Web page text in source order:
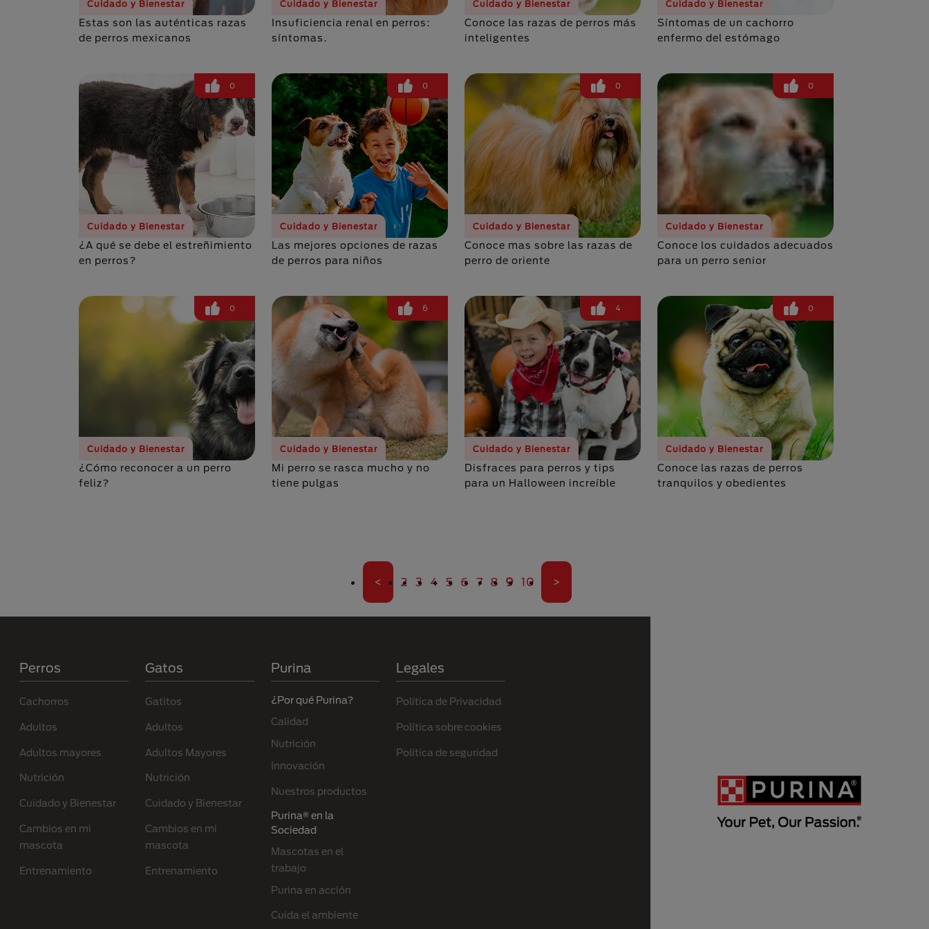
Cuidado y Bienestar
Estas son las auténticas razas
de perros mexicanos
Cuidado y Bienestar
Insuficiencia renal en perros:
síntomas.
Cuidado y Bienestar
Conoce las razas de perros más
inteligentes
Cuidado y Bienestar
Síntomas de un cachorro
enfermo del estómago
0
Cuidado y Bienestar
¿A qué se debe el estreñimiento
en perros?
0
Cuidado y Bienestar
Las mejores opciones de razas
de perros para niños
0
Cuidado y Bienestar
Conoce mas sobre las razas de
perro de oriente
0
Cuidado y Bienestar
Conoce los cuidados adecuados
para un perro senior
0
Cuidado y Bienestar
¿Cómo reconocer a un perro
feliz?
6
Cuidado y Bienestar
Mi perro se rasca mucho y no
tiene pulgas
4
Cuidado y Bienestar
Disfraces para perros y tips
para un Halloween increíble
0
Cuidado y Bienestar
Conoce las razas de perros
tranquilos y obedientes
Primera página
< Página
2 Página
3 Página
4 Página
5 Página
6 Página
7 Página
8 Página actual
9 Página
10 Última página
>
Perros
Cachorros
Adultos
Adultos mayores
Nutrición
Cuidado y Bienestar
Cambios en mi
mascota
Entrenamiento
Gatos
Gatitos
Adultos
Adultos Mayores
Nutrición
Cuidado y Bienestar
Cambios en mi
mascota
Entrenamiento
Purina
¿Por qué Purina?
Calidad
Nutrición
Innovación
Nuestros productos
Purina® en la
Sociedad
Mascotas en el
trabajo
Purina en acción
Cuida el ambiente
Legales
Política de Privacidad
Política sobre cookies
Política de seguridad